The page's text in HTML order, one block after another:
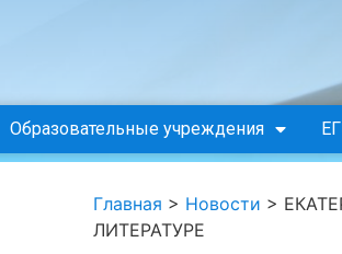
Образовательные учреждения
Главная > Новости >
ЛИТЕРАТУРЕ